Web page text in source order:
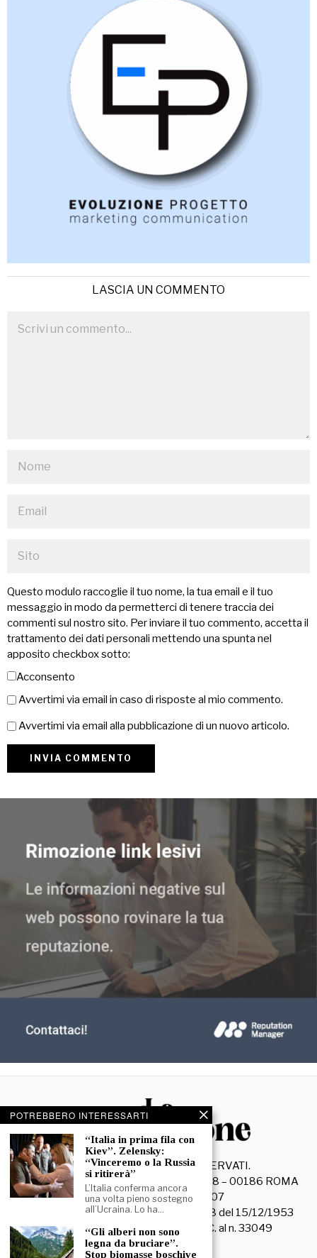
LASCIA UN COMMENTO
Questo modulo raccoglie il tuo nome, la tua email e il tuo
messaggio in modo da permetterci di tenere traccia dei
commenti sul nostro sito. Per inviare il tuo commento, accetta il
trattamento dei dati personali mettendo una spunta nel
apposito checkbox sotto:
Acconsento
Avvertimi via email in caso di risposte al mio commento.
Avvertimi via email alla pubblicazione di un nuovo articolo.
© 2026- TUTTI I DIRITTI RISERVATI.
La Discussione S.r.l. – Piazza Capranica, 78 – 00186 ROMA
C.F. e P. IVA 15045971007
Registrazione Tribunale di Roma n. 3628 del 15/12/1953
La società editrice è iscritta al R.O.C. al n. 33049
POTREBBERO INTERESSARTI
“Italia in prima fila con
Kiev”. Zelensky:
“Vinceremo o la Russia
si ritirerà”
L’Italia conferma ancora
una volta pieno sostegno
all’Ucraina. Lo ha…
“Gli alberi non sono
legna da bruciare”.
Stop biomasse boschive